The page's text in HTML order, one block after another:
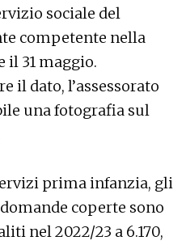
sociale del
competente nella
il 31 maggio.
il dato, l’assessorato
una fotografia sul
prima infanzia, gli
coperte sono
nel 2022/23 a 6.170,